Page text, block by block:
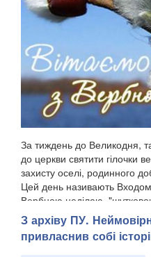
За тиждень до Великодня,
до церкви святити гілочки
захисту оселі, родинного
Цей день називають
Вербною неділею,
З архіву ПУ.
привласнив собі